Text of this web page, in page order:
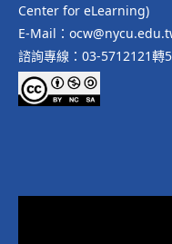
Center for eLearning)
E-Mail：
諮詢專線：03-5712121轉